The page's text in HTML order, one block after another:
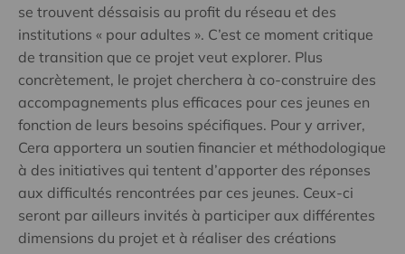
se trouvent déssaisis au profit du réseau et des
institutions « pour adultes ». C’est ce moment critique
de transition que ce projet veut explorer. Plus
concrètement, le projet cherchera à co-construire des
accompagnements plus efficaces pour ces jeunes en
fonction de leurs besoins spécifiques. Pour y arriver,
Cera apportera un soutien financier et méthodologique
à des initiatives qui tentent d’apporter des réponses
aux difficultés rencontrées par ces jeunes. Ceux-ci
seront par ailleurs invités à participer aux différentes
dimensions du projet et à réaliser des créations